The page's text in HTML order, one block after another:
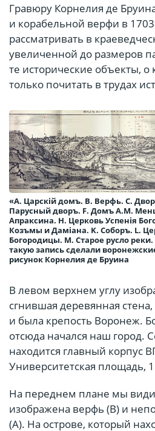
Гравюру Корнелия де
и корабельной верфи в
рассматривать в
увеличенной до размеров
те исторические объекты,
только почитать в трудах
«А. Царскiй домъ. В. Верфь. С.
Парусный дворъ. F. Домъ А.М.
Апраксина. Н. Церковь Успенiя
Козъмы и Дамiана. K. Соборъ. L.
Богородицы. М. Старое русло
такую запись сделали
рисунок Корнелия де Бруина
В левом верхнем углу
сгнившая деревянная
и была крепость Воронеж.
отсюда начался наш город.
находится главный корпус
Университетская площадь,
На переднем плане мы
изображена верфь (В) и
(А). На острове, который